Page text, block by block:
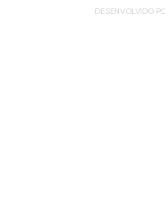
DESENVOLVIDO